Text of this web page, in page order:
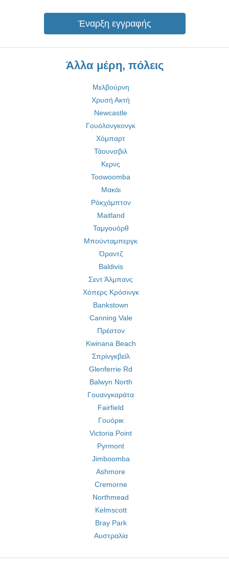
Έναρξη εγγραφής
Άλλα μέρη, πόλεις
Μελβούρνη
Χρυσή Ακτή
Newcastle
Γουόλονγκονγκ
Χόμπαρτ
Τάουνσβιλ
Κερνς
Toowoomba
Μακάι
Ρόκχάμπτον
Maitland
Ταμγουόρθ
Μπούνταμπεργκ
Όραντζ
Baldivis
Σεντ Άλμπανς
Χόπερς Κρόσινγκ
Bankstown
Canning Vale
Πρέστον
Kwinana Beach
Σπρίνγκβεϊλ
Glenferrie Rd
Balwyn North
Γουανγκαράτα
Fairfield
Γουόρικ
Victoria Point
Pyrmont
Jimboomba
Ashmore
Cremorne
Northmead
Kelmscott
Bray Park
Αυστραλία